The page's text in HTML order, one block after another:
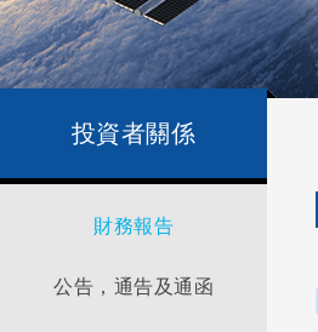
投資者關係
財務報告
公告，通告及通函